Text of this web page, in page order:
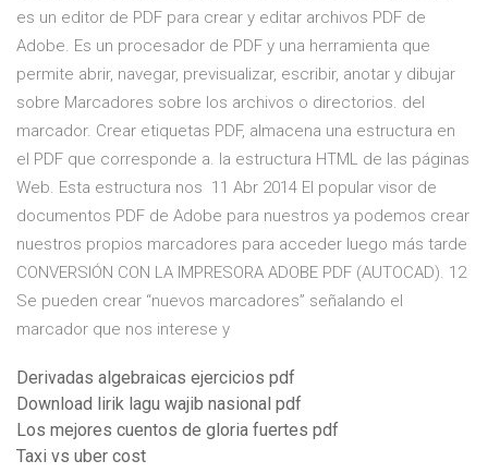
es un editor de PDF para crear y editar archivos PDF de
Adobe. Es un procesador de PDF y una herramienta que
permite abrir, navegar, previsualizar, escribir, anotar y dibujar
sobre Marcadores sobre los archivos o directorios. del
marcador. Crear etiquetas PDF, almacena una estructura en
el PDF que corresponde a. la estructura HTML de las páginas
Web. Esta estructura nos 11 Abr 2014 El popular visor de
documentos PDF de Adobe para nuestros ya podemos crear
nuestros propios marcadores para acceder luego más tarde
CONVERSIÓN CON LA IMPRESORA ADOBE PDF (AUTOCAD). 12
Se pueden crear “nuevos marcadores” señalando el
marcador que nos interese y
Derivadas algebraicas ejercicios pdf
Download lirik lagu wajib nasional pdf
Los mejores cuentos de gloria fuertes pdf
Taxi vs uber cost